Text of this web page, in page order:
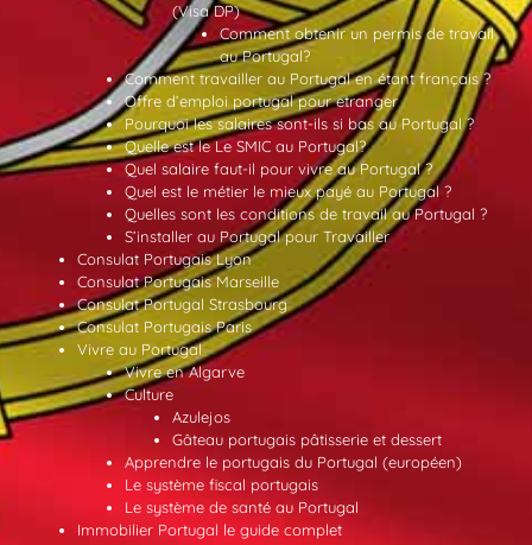
(Visa DP)
Comment obtenir un permis de travail
au Portugal?
Comment travailler au Portugal en étant français ?
Offre d’emploi portugal pour etranger
Pourquoi les salaires sont-ils si bas au Portugal ?
Quelle est le Le SMIC au Portugal?
Quel salaire faut-il pour vivre au Portugal ?
Quel est le métier le mieux payé au Portugal ?
Quelles sont les conditions de travail au Portugal ?
S’installer au Portugal pour Travailler
Consulat Portugais Lyon
Consulat Portugais Marseille
Consulat Portugal Strasbourg
Consulat Portugais Paris
Vivre au Portugal
Vivre en Algarve
Culture
Azulejos
Gâteau portugais pâtisserie et dessert
Apprendre le portugais du Portugal (européen)
Le système fiscal portugais
Le système de santé au Portugal
Immobilier Portugal le guide complet